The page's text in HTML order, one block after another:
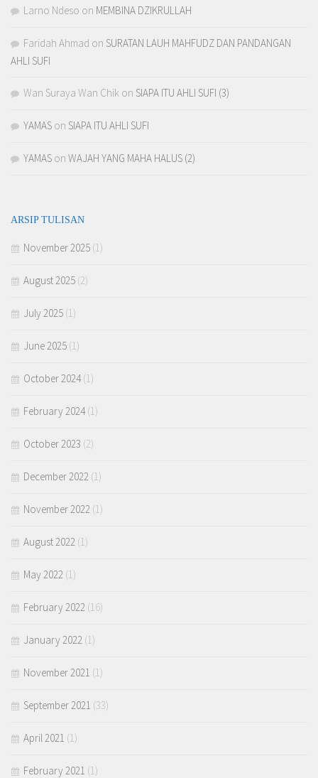
Larno Ndeso on MEMBINA DZIKRULLAH
Faridah Ahmad on SURATAN LAUH MAHFUDZ DAN PANDANGAN
AHLI SUFI
Wan Suraya Wan Chik on SIAPA ITU AHLI SUFI (3)
YAMAS on SIAPA ITU AHLI SUFI
YAMAS on WAJAH YANG MAHA HALUS (2)
ARSIP TULISAN
November 2025 (1)
August 2025 (2)
July 2025 (1)
June 2025 (1)
October 2024(1)
February 2024(1)
October 2023 (2)
December 2022 (1)
November 2022 (1)
August 2022 (1)
May 2022 (1)
February 2022 (16)
January 2022 (1)
November 2021 (1)
September 2021 (33)
April 2021 (1)
February 2021 (1)